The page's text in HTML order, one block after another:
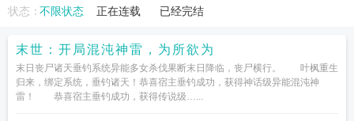
状态：不限状态 正在连载 已经完结
末世：开局混沌神雷，为所欲为
末日丧尸诸天垂钓系统异能多女杀伐果断末日降临，丧尸横行。 叶枫重生
归来，绑定系统，垂钓诸天！恭喜宿主垂钓成功，获得神话级异能混沌神
雷！ 恭喜宿主垂钓成功，获得传说级…...